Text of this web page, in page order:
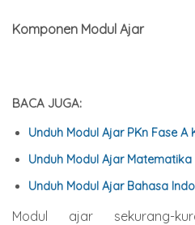
Komponen Modul Ajar
BACA JUGA:
Unduh Modul Ajar PKn Fase A
Unduh Modul Ajar Matematika
Unduh Modul Ajar Bahasa
Modul ajar sekurang-